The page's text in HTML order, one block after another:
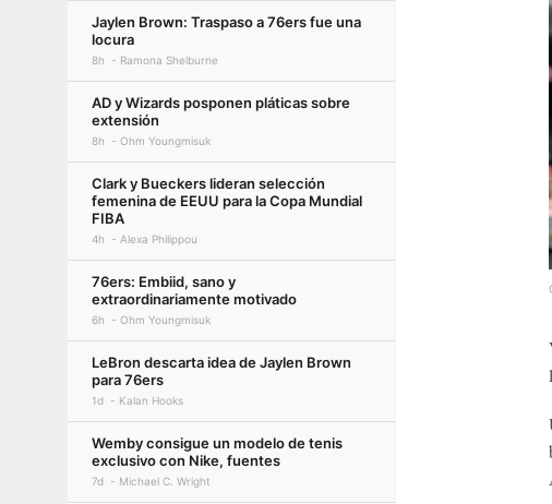
Jaylen Brown: Traspaso a 76ers fue una
locura
8h Ramona Shelburne
AD y Wizards posponen pláticas sobre
extensión
8h Ohm Youngmisuk
Clark y Bueckers lideran selección
femenina de EEUU para la Copa Mundial
FIBA
4h Alexa Philippou
76ers: Embiid, sano y
extraordinariamente motivado
6h Ohm Youngmisuk
LeBron descarta idea de Jaylen Brown
para 76ers
1d Kalan Hooks
Wemby consigue un modelo de tenis
exclusivo con Nike, fuentes
7d Michael C. Wright